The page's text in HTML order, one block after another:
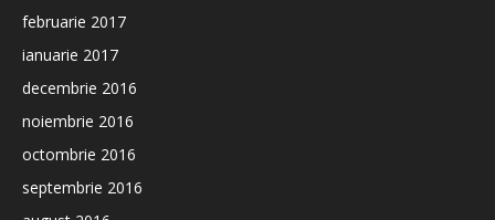
februarie 2017
ianuarie 2017
decembrie 2016
noiembrie 2016
octombrie 2016
septembrie 2016